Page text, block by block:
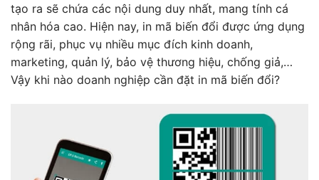
tạo ra sẽ chứa các nội dung duy nhất, mang tính cá
nhân hóa cao. Hiện nay, in mã biến đổi được ứng dụng
rộng rãi, phục vụ nhiều mục đích kinh doanh,
marketing, quản lý, bảo vệ thương hiệu, chống giả,…
Vậy khi nào doanh nghiệp cần đặt in mã biến đổi?